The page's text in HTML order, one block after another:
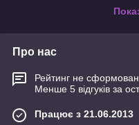
Про нас
Рейтинг не
Менше 5 відгуків за
Працює з 21.06.2013